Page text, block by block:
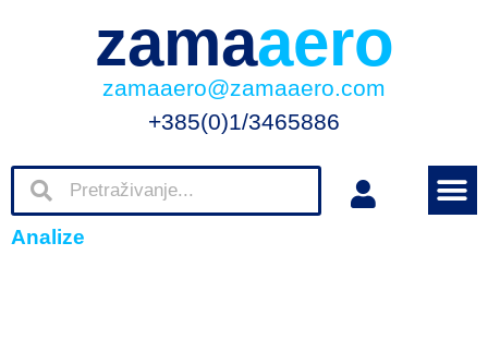
zamaaero
zamaaero@zamaaero.com
+385(0)1/3465886
Analize